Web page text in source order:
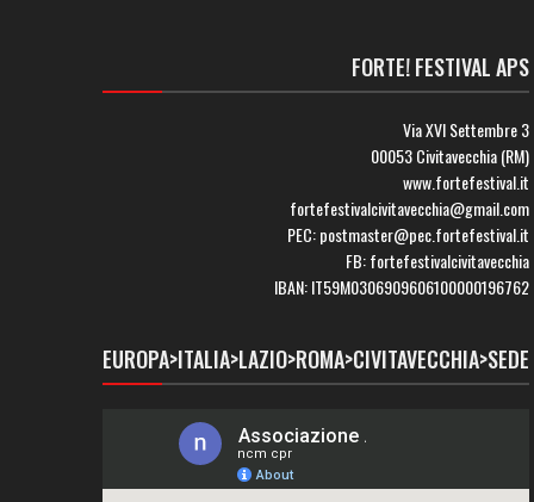
FORTE! FESTIVAL APS
Via XVI Settembre 3
00053 Civitavecchia (RM)
www.fortefestival.it
fortefestivalcivitavecchia@gmail.com
PEC: postmaster@pec.fortefestival.it
FB: fortefestivalcivitavecchia
IBAN: IT59M0306909606100000196762
EUROPA>ITALIA>LAZIO>ROMA>CIVITAVECCHIA>SEDE